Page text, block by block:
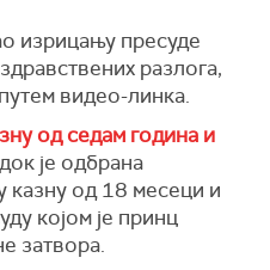
изрицању пресуде
разлога,
видео-линка.
од седам година и
је одбрана
казну од 18 месеци и
којом је принц
затвора.